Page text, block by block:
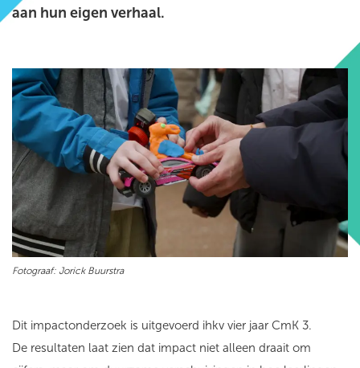
aan hun eigen verhaal.
Fotograaf: Jorick Buurstra
Dit impactonderzoek is uitgevoerd ihkv vier jaar CmK 3.
De resultaten laat zien dat impact niet alleen draait om